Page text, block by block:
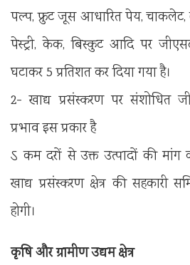
पल्प, फ्रुट जूस आधारित पेय, चाकलेट,
पेस्ट्री, केक, बिस्कुट आदि पर
घटाकर 5 प्रतिशत कर दिया गया है।
2- खाद्य प्रसंस्करण पर संशोधित
प्रभाव इस प्रकार है
ऽ कम दरों से उक्त उत्पादों की मांग
खाद्य प्रसंस्करण क्षेत्र की सहकारी
होगी।
कृषि और ग्रामीण उद्यम क्षेत्र